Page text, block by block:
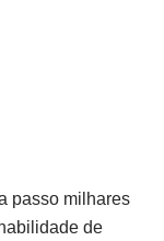
passo milhares
de